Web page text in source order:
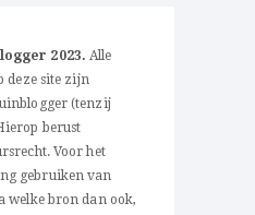
2023. Alle
deze site zijn
(tenzij
berust
Voor het
gebruiken van
welke bron dan ook,